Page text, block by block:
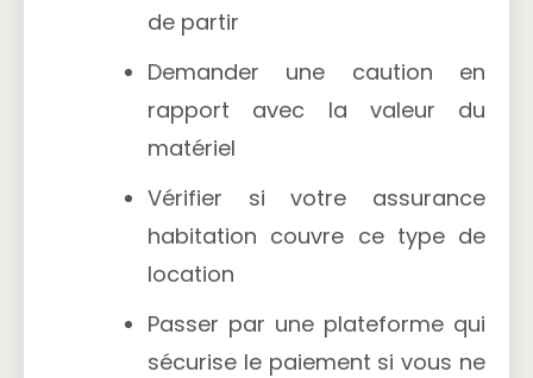
de partir
Demander une caution en
rapport avec la valeur du
matériel
Vérifier si votre assurance
habitation couvre ce type de
location
Passer par une plateforme qui
sécurise le paiement si vous ne